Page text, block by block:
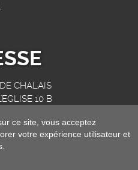
CHALAIS
10 B
ce site, vous acceptez
votre expérience utilisateur et